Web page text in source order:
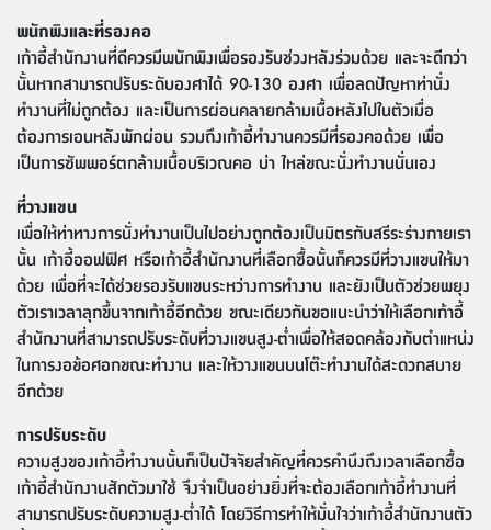
พนักพิงและที่รองคอ
เก้าอี้สำนักงานที่ดีควรมีพนักพิงเพื่อรองรับช่วงหลังร่วมด้วย และจะดีกว่า
นั้นหากสามารถปรับระดับองศาได้ 90-130 องศา เพื่อลดปัญหาท่านั่ง
ทำงานที่ไม่ถูกต้อง และเป็นการผ่อนคลายกล้ามเนื้อหลังไปในตัวเมื่อ
ต้องการเอนหลังพักผ่อน รวมถึงเก้าอี้ทำงานควรมีที่รองคอด้วย เพื่อ
เป็นการซัพพอร์ตกล้ามเนื้อบริเวณคอ บ่า ไหล่ขณะนั่งทำงานนั่นเอง
ที่วางแขน
เพื่อให้ท่าทางการนั่งทำงานเป็นไปอย่างถูกต้องเป็นมิตรกับสรีระร่างกายเรา
นั้น เก้าอี้ออฟฟิศ หรือเก้าอี้สำนักงานที่เลือกซื้อนั้นก็ควรมีที่วางแขนให้มา
ด้วย เพื่อที่จะได้ช่วยรองรับแขนระหว่างการทำงาน และยังเป็นตัวช่วยพยุง
ตัวเราเวลาลุกขึ้นจากเก้าอี้อีกด้วย ขณะเดียวกันขอแนะนำว่าให้เลือกเก้าอี้
สำนักงานที่สามารถปรับระดับที่วางแขนสูง-ต่ำเพื่อให้สอดคล้องกับตำแหน่ง
ในการงอข้อศอกขณะทำงาน และให้วางแขนบนโต๊ะทำงานได้สะดวกสบาย
อีกด้วย
การปรับระดับ
ความสูงของเก้าอี้ทำงานนั้นก็เป็นปัจจัยสำคัญที่ควรคำนึงถึงเวลาเลือกซื้อ
เก้าอี้สำนักงานสักตัวมาใช้ จึงจำเป็นอย่างยิ่งที่จะต้องเลือกเก้าอี้ทำงานที่
สามารถปรับระดับความสูง-ต่ำได้ โดยวิธีการทำให้มั่นใจว่าเก้าอี้สำนักงานตัว